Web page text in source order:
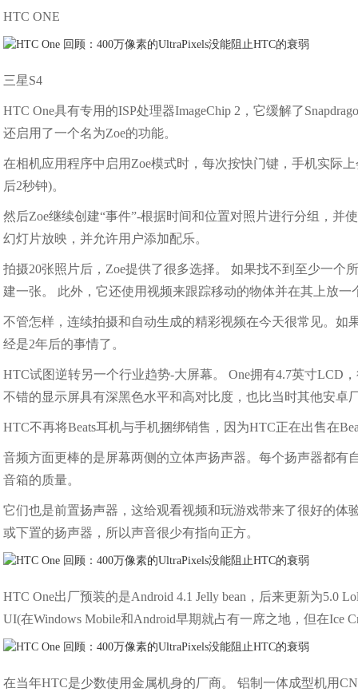
HTC ONE
三星S4
HTC One具有专用的ISP处理器ImageChip 2，它缓解了
还启用了一个名为Zoe的功能。
在相机应用程序中启用Zoe模式时，每次按快门键，手机实际
后2秒钟)。
然后Zoe继续创建“事件”-根据时间和位置对照片进行分组，并
幻灯片放映，并允许用户添加配乐。
拍摄20张照片后，Zoe提供了很多选择。 如果找不到至少一个
建一张。 此外，它还使用视频来跟踪移动的物体并在其上放
不管怎样，连续拍摄和自动生成的精彩视频在今天很常见。
经是2年后的事情了。
HTC试图逆转另一个行业趋势-大屏幕。 One拥有4.7英寸LCD
不错的显示屏具有深黑色水平和高对比度，也比当时其他安卓
HTC不再将Beats耳机与手机捆绑销售，因为HTC正在出售在
音频方面更棒的是屏幕两侧的立体声扬声器。每个扬声器都
音箱的质量。
它们也是前置扬声器，这给观看视频和玩游戏带来了很好的
或下置的扬声器，所以声音很少有指向正方。
HTC One出厂预装的是Android 4.1 Jelly bean，后来更新为5.0
UI(在Windows Mobile和Android早期就占有一席之地，但在Ice
在当年HTC是少数使用金属机身的厂商。 铝制一体成型机用